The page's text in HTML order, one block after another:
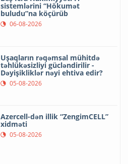
sistemlərini “Hökumət
buludu”na köçürüb
06-08-2026
Uşaqların rəqəmsal mühitdə
təhlükəsizliyi gücləndirilir -
Dəyişikliklər nəyi ehtiva edir?
05-08-2026
Azercell-dən illik “ZengimCELL”
xidməti
05-08-2026